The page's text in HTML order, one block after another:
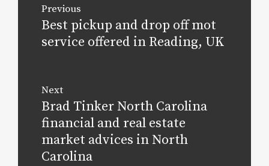
navigation
Previous
Previous
post:
Best pickup and drop off mot
service offered in Reading, UK
Next
Next
post:
Brad Tinker North Carolina
financial and real estate
market advices in North
Carolina